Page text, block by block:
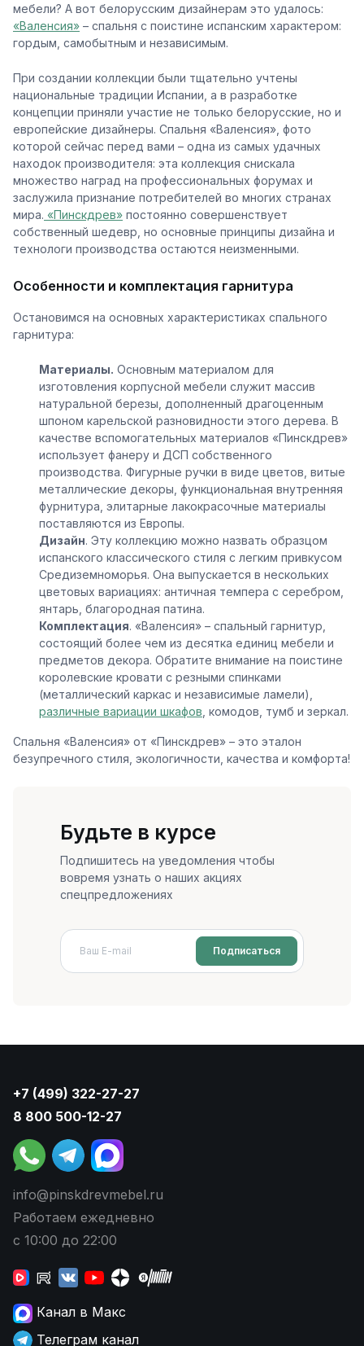
мебели? А вот белорусским дизайнерам это удалось:
«Валенсия» – спальня с поистине испанским характером:
гордым, самобытным и независимым.
При создании коллекции были тщательно учтены
национальные традиции Испании, а в разработке
концепции приняли участие не только белорусские, но и
европейские дизайнеры. Спальня «Валенсия», фото
которой сейчас перед вами – одна из самых удачных
находок производителя: эта коллекция снискала
множество наград на профессиональных форумах и
заслужила признание потребителей во многих странах
мира. «Пинскдрев» постоянно совершенствует
собственный шедевр, но основные принципы дизайна и
технологи производства остаются неизменными.
Особенности и комплектация гарнитура
Остановимся на основных характеристиках спального
гарнитура:
Материалы. Основным материалом для
изготовления корпусной мебели служит массив
натуральной березы, дополненный драгоценным
шпоном карельской разновидности этого дерева. В
качестве вспомогательных материалов «Пинскдрев»
использует фанеру и ДСП собственного
производства. Фигурные ручки в виде цветов, витые
металлические декоры, функциональная внутренняя
фурнитура, элитарные лакокрасочные материалы
поставляются из Европы.
Дизайн. Эту коллекцию можно назвать образцом
испанского классического стиля с легким привкусом
Средиземноморья. Она выпускается в нескольких
цветовых вариациях: античная темпера с серебром,
янтарь, благородная патина.
Комплектация. «Валенсия» – спальный гарнитур,
состоящий более чем из десятка единиц мебели и
предметов декора. Обратите внимание на поистине
королевские кровати с резными спинками
(металлический каркас и независимые ламели),
различные вариации шкафов , комодов, тумб и зеркал.
Спальня «Валенсия» от «Пинскдрев» – это эталон
безупречного стиля, экологичности, качества и комфорта!
Будьте в курсе
Подпишитесь на уведомления чтобы
вовремя узнать о наших акциях
спецпредложениях
Подписаться
+7 (499) 322-27-27
8 800 500-12-27
info@pinskdrevmebel.ru
Работаем ежедневно
с 10:00 до 22:00
Канал в Макс
Телеграм канал